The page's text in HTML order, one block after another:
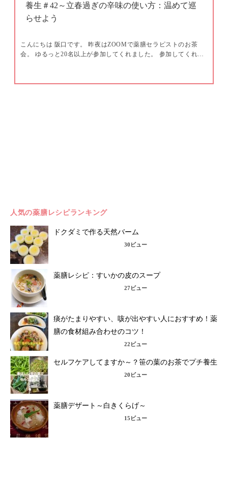
養生＃42～立春過ぎの辛味の使い方：温めて巡
らせよう
こんにちは 阪口です。 昨夜はZOOMで薬膳セラピストのお茶
会。 ゆるっと20名以上が参加してくれました。 参加してくれ…
人気の薬膳レシピランキング
ドクダミで作る天然バーム
30ビュー
薬膳レシピ：すいかの皮のスープ
27ビュー
痰がたまりやすい、咳が出やすい人におすすめ！薬
膳の食材組み合わせのコツ！
22ビュー
セルフケアしてますか～？笹の葉のお茶でプチ養生
20ビュー
薬膳デザート～白きくらげ～
15ビュー